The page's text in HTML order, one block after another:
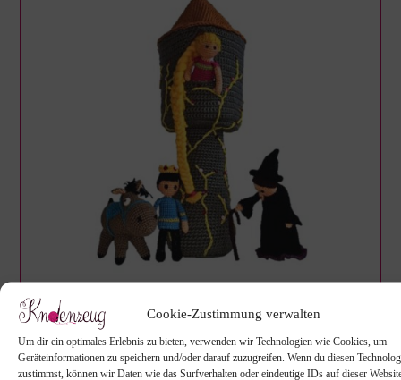
Cookie-Zustimmung verwalten
Um dir ein optimales Erlebnis zu bieten, verwenden wir Technologien wie Cookies, um
Geräteinformationen zu speichern und/oder darauf zuzugreifen. Wenn du diesen
zustimmst, können wir Daten wie das Surfverhalten oder eindeutige IDs auf dieser
RAPUNZEL HÄKELN UND IHREN
PRINZEN MIT SEINEM TREUEN